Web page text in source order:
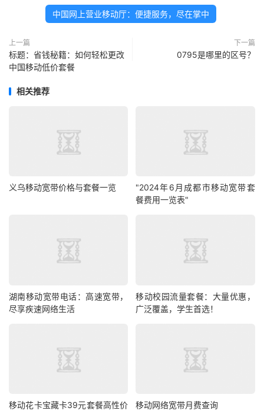
中国网上营业移动厅：便捷服务，尽在掌中
上一篇
标题：省钱秘籍：如何轻松更改
中国移动低价套餐
下一篇
0795是哪里的区号？
相关推荐
义乌移动宽带价格与套餐一览
"2024年6月成都市移动宽带套
餐费用一览表"
湖南移动宽带电话：高速宽带，
尽享疾速网络生活
移动校园流量套餐：大量优惠，
广泛覆盖，学生首选！
移动花卡宝藏卡39元套餐高性价 移动网络宽带月费查询